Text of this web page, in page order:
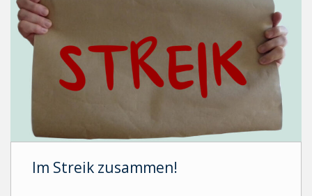
Im Streik zusammen!